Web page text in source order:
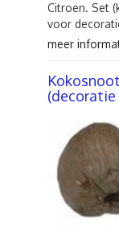
Citroen. Set
voor
meer